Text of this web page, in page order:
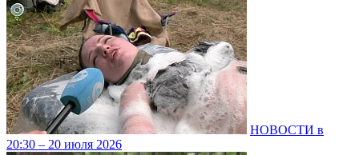
НОВОСТИ в
20:30 – 20 июля 2026